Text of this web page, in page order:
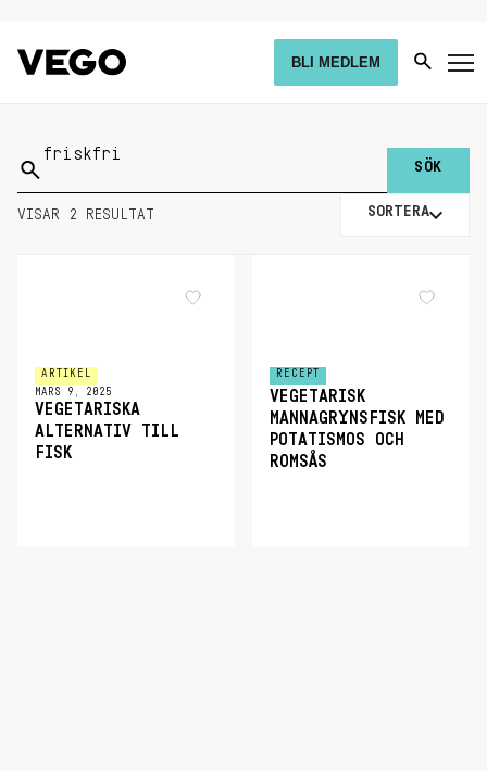
BLI MEDLEM
Sök
på:
VISAR 2 RESULTAT SORTERA
ARTIKEL
MARS 9, 2025
VEGETARISKA
ALTERNATIV TILL
FISK
RECEPT
VEGETARISK
MANNAGRYNSFISK MED
POTATISMOS OCH
ROMSÅS